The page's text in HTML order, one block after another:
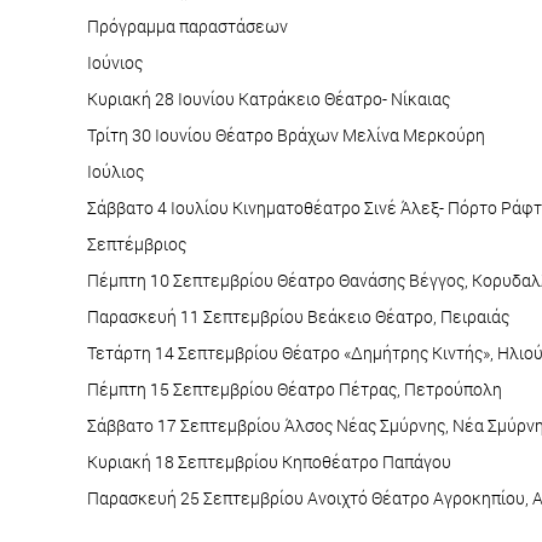
Πρόγραμμα παραστάσεων
Ιούνιος
Κυριακή 28 Ιουνίου Κατράκειο Θέατρο- Νίκαιας
Τρίτη 30 Ιουνίου Θέατρο Βράχων Μελίνα Μερκούρη
Ιούλιος
Σάββατο 4 Ιουλίου Κινηματοθέατρο Σινέ Άλεξ- Πόρτο
Σεπτέμβριος
Πέμπτη 10 Σεπτεμβρίου Θέατρο Θανάσης Βέγγος,
Παρασκευή 11 Σεπτεμβρίου Βεάκειο Θέατρο, Πειραιάς
Τετάρτη 14 Σεπτεμβρίου Θέατρο «Δημήτρης Κιντής»,
Πέμπτη 15 Σεπτεμβρίου Θέατρο Πέτρας, Πετρούπολη
Σάββατο 17 Σεπτεμβρίου Άλσος Νέας Σμύρνης, Νέα Σμύρνη
Κυριακή 18 Σεπτεμβρίου Κηποθέατρο Παπάγου
Παρασκευή 25 Σεπτεμβρίου Ανοιχτό Θέατρο Αγροκηπίου,